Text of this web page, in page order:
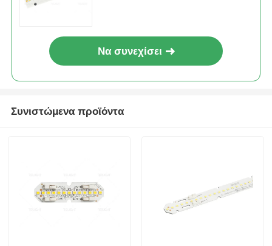
Να συνεχίσει
Συνιστώμενα προϊόντα